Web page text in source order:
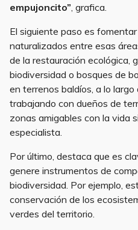
empujoncito”, grafica.
El siguiente paso es
naturalizados entre esas
de la restauración ecológica,
biodiversidad o bosques de
en terrenos baldíos, a lo largo
trabajando con dueños de
zonas amigables con la vida
especialista.
Por último, destaca que es
genere instrumentos de
biodiversidad. Por ejemplo,
conservación de los
verdes del territorio.